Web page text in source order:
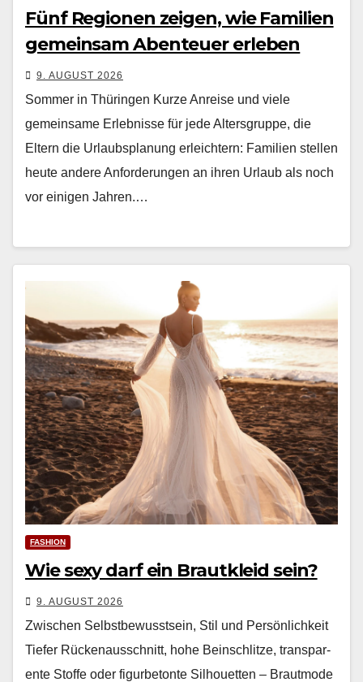
Fünf Regionen zeigen, wie Familien
gemeinsam Abenteuer erleben
9. AUGUST 2026
Sommer in Thüringen Kurze Anreise und viele
gemein­same Erleb­nisse für jede Alters­gruppe, die
Eltern die Urlaub­s­pla­nung erle­ichtern: Fam­i­lien stellen
heute andere Anforderun­gen an ihren Urlaub als noch
vor eini­gen Jahren.…
FASHION
Wie sexy darf ein Brautkleid sein?
9. AUGUST 2026
Zwischen Selbstbewusstsein, Stil und Persönlichkeit
Tiefer Rück­e­nauss­chnitt, hohe Bein­schlitze, trans­par­
ente Stoffe oder fig­urbe­tonte Sil­hou­et­ten – Braut­mode